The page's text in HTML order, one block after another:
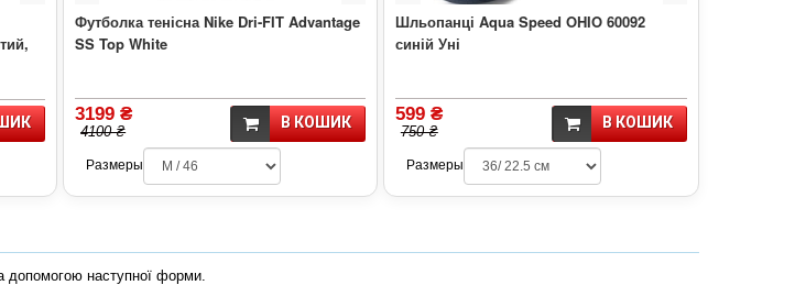
Футболка тенісна Nike Dri-FIT Advantage
SS Top White
3199 ₴
4100 ₴
В КОШИК
Размеры
Шльопанці Aqua Speed OHIO 60092
синій Уні
599 ₴
750 ₴
В КОШИК
Размеры
допомогою наступної форми.